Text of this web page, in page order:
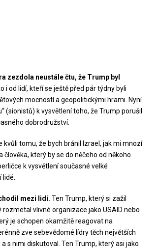
zezdola neustále čtu, že Trump byl
i od lidí, kteří se ještě před pár týdny byli
mocností a geopolitickými hrami. Nyní
(sionistů) k vysvětlení toho, že Trump porušil
dobrodružství.
tomu, že bych bránil Izrael, jak mi mnozí
který by se do něčeho od někoho
k vysvětlení současné velké
mezi lidi. Ten Trump, který si zažil
vlivné organizace jako USAID nebo
je schopen okamžitě reagovat na
zve sebevědomé lídry těch největších
s nimi diskutoval. Ten Trump, který asi jako